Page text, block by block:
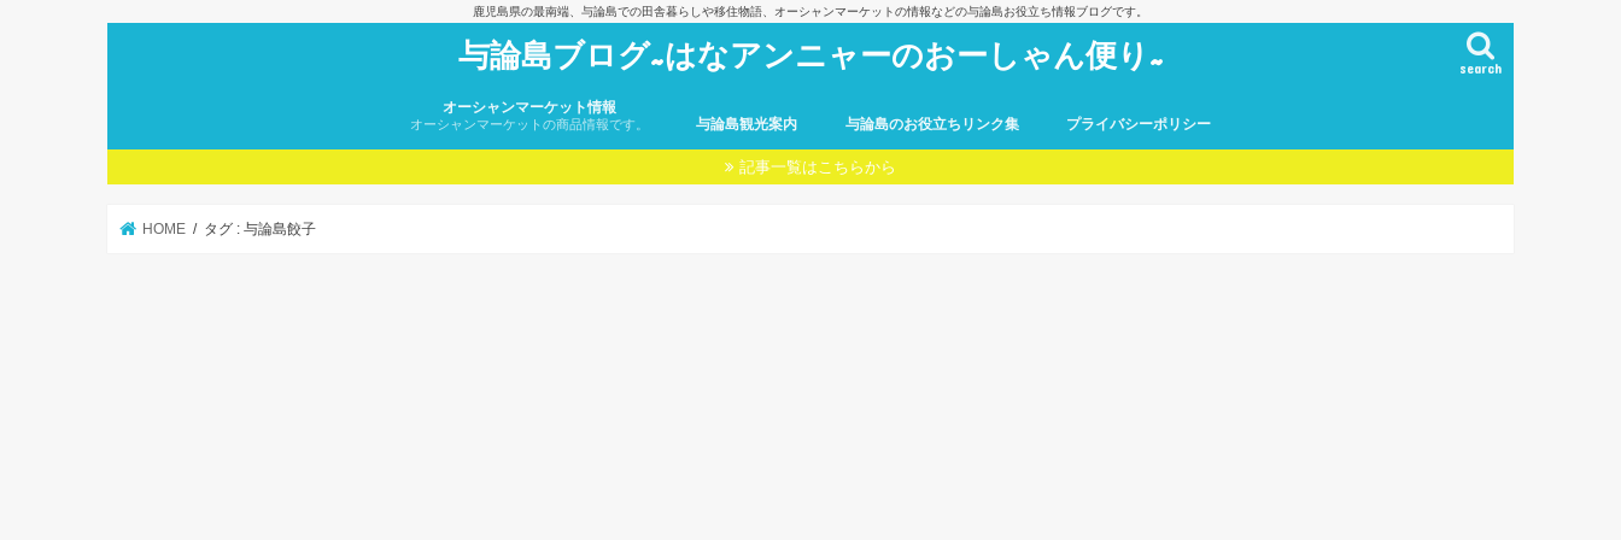
鹿児島県の最南端、与論島での田舎暮らしや移住物語、オーシャンマーケットの情報などの与論島お役立ち情報ブログです。
与論島ブログ~はなアンニャーのおーしゃん便り~ search
オーシャンマーケット情報
オーシャンマーケットの商品情報です。 与論島観光案内 与論島のお役立ちリンク集 プライバシーポリシー
記事一覧はこちらから
HOME タグ : 与論島餃子